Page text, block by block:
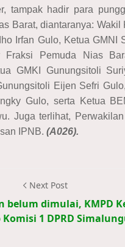
tampak hadir para
Barat, diantaranya: Wakil
Irfan Gulo, Ketua GMNI
Fraksi Pemuda Nias
GMKI Gunungsitoli
Eijen Sefri
Gulo, serta Ketua
Juga terlihat, Perwakilan
IPNB. (A026).
Next Post
belum dimulai, KMPD
1 DPRD